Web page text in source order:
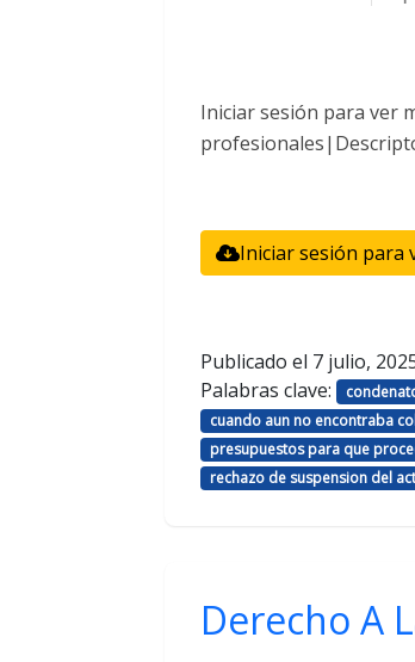
Iniciar sesión para ver
Iniciar sesión para
Publicado el 7 julio,
Palabras clave:
cuando aun no encontraba
presupuestos para que
rechazo de suspension del
Derecho A